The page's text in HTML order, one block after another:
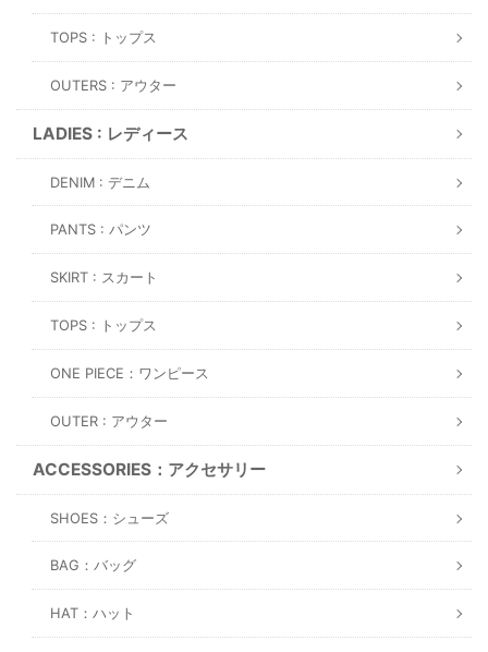
TOPS : トップス
OUTERS : アウター
LADIES : レディース
DENIM : デニム
PANTS : パンツ
SKIRT : スカート
TOPS : トップス
ONE PIECE：ワンピース
OUTER : アウター
ACCESSORIES：アクセサリー
SHOES：シューズ
BAG：バッグ
HAT：ハット